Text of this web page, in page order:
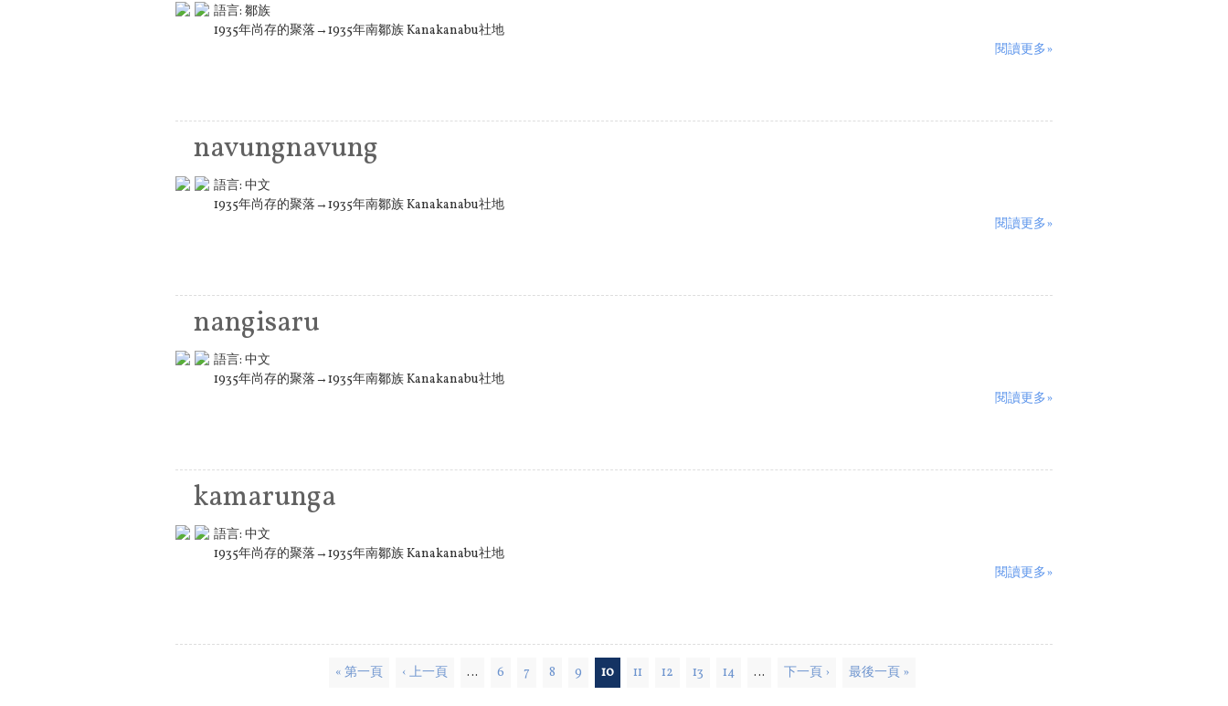
語言: 鄒族
1935年尚存的聚落→1935年南鄒族 Kanakanabu社地
閱讀更多»
navungnavung
語言: 中文
1935年尚存的聚落→1935年南鄒族 Kanakanabu社地
閱讀更多»
nangisaru
語言: 中文
1935年尚存的聚落→1935年南鄒族 Kanakanabu社地
閱讀更多»
kamarunga
語言: 中文
1935年尚存的聚落→1935年南鄒族 Kanakanabu社地
閱讀更多»
« 第一頁 ‹ 上一頁 … 6 7 8 9 10 11 12 13 14 … 下一頁 › 最後一頁 »